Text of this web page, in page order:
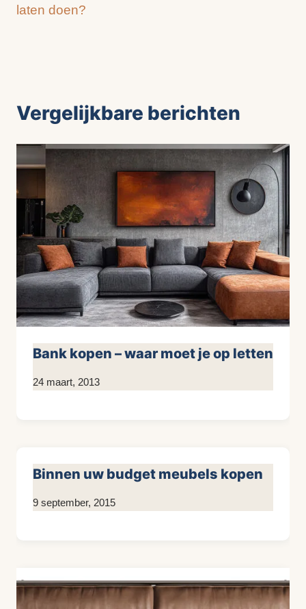
laten doen?
Vergelijkbare berichten
Bank kopen – waar moet je op letten
Door
24 maart, 2013
Binnen uw budget meubels kopen
Door
9 september, 2015